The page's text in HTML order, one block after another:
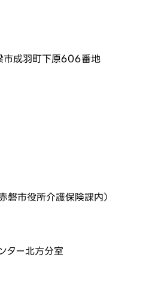
成羽町下原606番地
市役所介護保険課内）
ター北方分室